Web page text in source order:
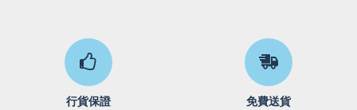
行貨保證 免費送貨